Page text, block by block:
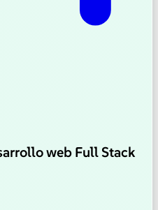
web Full Stack